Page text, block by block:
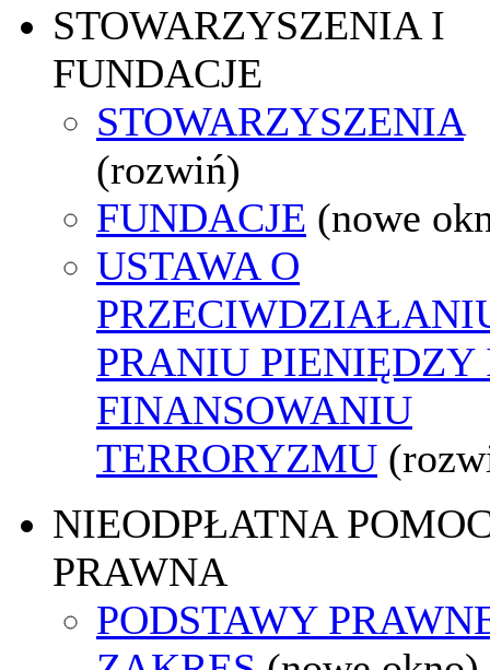
STOWARZYSZENIA I
FUNDACJE
STOWARZYSZENIA
(rozwiń)
FUNDACJE (nowe
USTAWA O
PRANIU PIENIĘDZY
FINANSOWANIU
TERRORYZMU
NIEODPŁATNA
PRAWNA
PODSTAWY